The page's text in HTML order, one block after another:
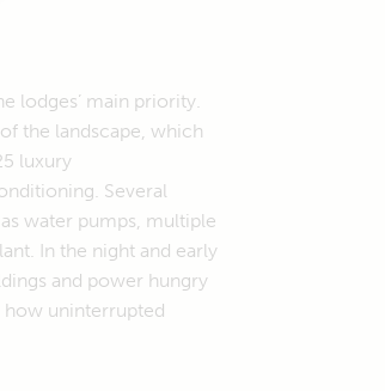
lodges’ main priority.
the landscape, which
luxury
Several
water pumps, multiple
In the night and early
and power hungry
how uninterrupted